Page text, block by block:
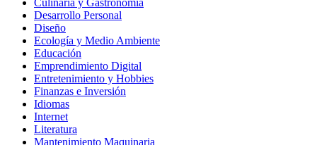
Desarrollo Personal
Diseño
Ecología y Medio Ambiente
Educación
Emprendimiento Digital
Entretenimiento y Hobbies
Finanzas e Inversión
Idiomas
Internet
Literatura
Mantenimiento Maquinaria